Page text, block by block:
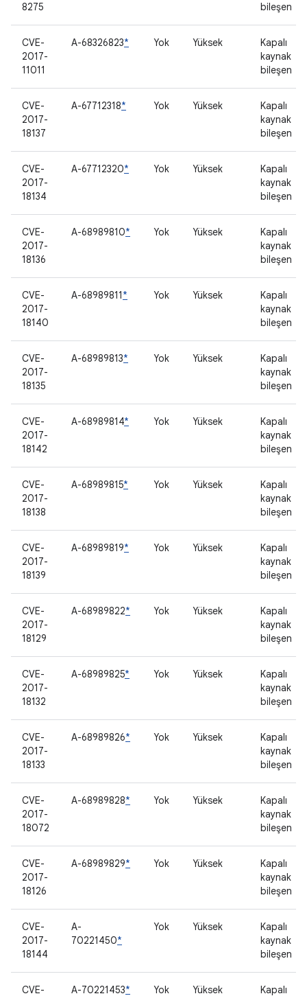
8275
bileşen
CVE-
2017-
11011
A-68326823* Yok Yüksek
Kapalı
kaynak
bileşen
CVE-
2017-
18137
A-67712318* Yok Yüksek
Kapalı
kaynak
bileşen
CVE-
2017-
18134
A-67712320* Yok Yüksek
Kapalı
kaynak
bileşen
CVE-
2017-
18136
A-68989810* Yok Yüksek
Kapalı
kaynak
bileşen
CVE-
2017-
18140
A-68989811* Yok Yüksek
Kapalı
kaynak
bileşen
CVE-
2017-
18135
A-68989813* Yok Yüksek
Kapalı
kaynak
bileşen
CVE-
2017-
18142
A-68989814* Yok Yüksek
Kapalı
kaynak
bileşen
CVE-
2017-
18138
A-68989815* Yok Yüksek
Kapalı
kaynak
bileşen
CVE-
2017-
18139
A-68989819* Yok Yüksek
Kapalı
kaynak
bileşen
CVE-
2017-
18129
A-68989822* Yok Yüksek
Kapalı
kaynak
bileşen
CVE-
2017-
18132
A-68989825* Yok Yüksek
Kapalı
kaynak
bileşen
CVE-
2017-
18133
A-68989826* Yok Yüksek
Kapalı
kaynak
bileşen
CVE-
2017-
18072
A-68989828* Yok Yüksek
Kapalı
kaynak
bileşen
CVE-
2017-
18126
A-68989829* Yok Yüksek
Kapalı
kaynak
bileşen
CVE-
2017-
18144
A-
70221450*
Yok Yüksek
Kapalı
kaynak
bileşen
CVE- A-70221453* Yok Yüksek Kapalı